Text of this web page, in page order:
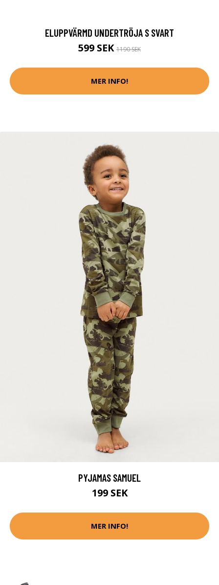
ELUPPVÄRMD UNDERTRÖJA S SVART
599 SEK 1190 SEK
MER INFO!
PYJAMAS SAMUEL
199 SEK
MER INFO!